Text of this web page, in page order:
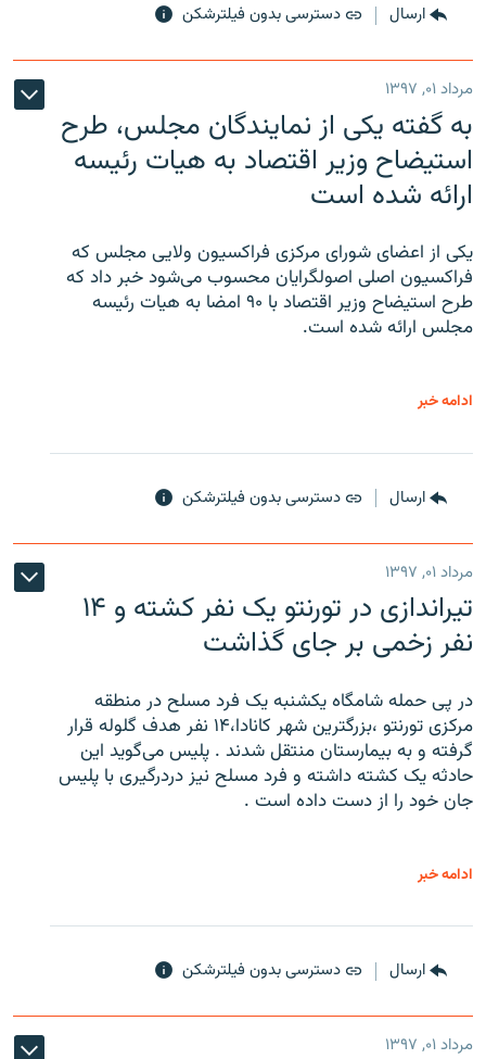
ارسال دسترسی بدون فیلترشکن
مرداد ۰۱, ۱۳۹۷
به گفته یکی از نمایندگان مجلس، طرح
استیضاح وزیر اقتصاد به هیات رئیسه
ارائه شده است
یکی از اعضای شورای مرکزی فراکسیون ولایی مجلس که
فراکسیون اصلی اصولگرایان محسوب می‌شود خبر داد که
طرح استیضاح وزیر اقتصاد با ۹۰ امضا به هیات رئیسه
مجلس ارائه شده است.
ادامه خبر
ارسال دسترسی بدون فیلترشکن
مرداد ۰۱, ۱۳۹۷
تیراندازی در تورنتو یک نفر کشته و ۱۴
نفر زخمی بر جای گذاشت
در پی حمله شامگاه یکشنبه یک فرد مسلح در منطقه
مرکزی تورنتو ،‌بزرگترین شهر کانادا،۱۴ نفر هدف گلوله قرار
گرفته و به بیمارستان منتقل شدند . پلیس می‌گوید این
حادثه یک کشته داشته و فرد مسلح نیز دردرگیری با پلیس
جان خود را از دست داده است .
ادامه خبر
ارسال دسترسی بدون فیلترشکن
مرداد ۰۱, ۱۳۹۷